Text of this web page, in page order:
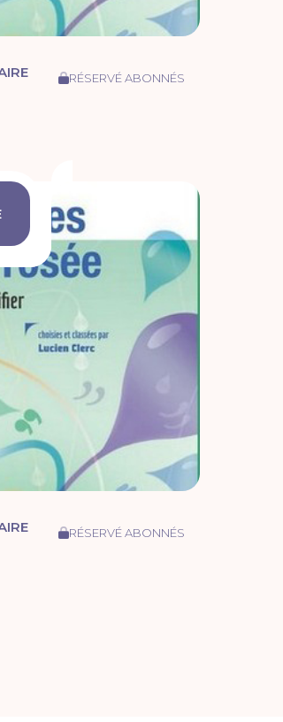
RÉSERVÉ ABONNÉS
RÉSERVÉ ABONNÉS